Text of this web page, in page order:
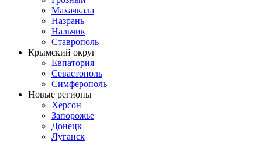
Махачкала
Назрань
Нальчик
Ставрополь
Крымский округ
Евпатория
Севастополь
Симферополь
Новые регионы
Херсон
Запорожье
Донецк
Луганск